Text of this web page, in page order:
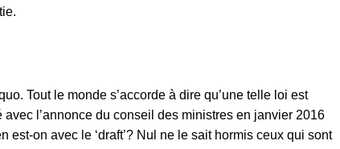
Tout le monde s’accorde à dire qu’une telle loi est
l’annonce du conseil des ministres en janvier 2016
est-on avec le ‘draft’? Nul ne le sait hormis ceux qui sont